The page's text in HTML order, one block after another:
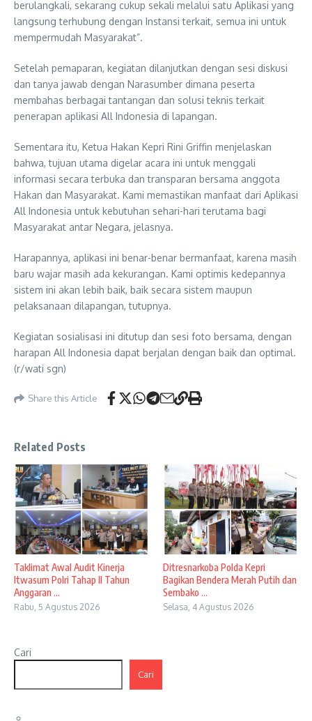
berulangkali, sekarang cukup sekali melalui satu Aplikasi yang
langsung terhubung dengan Instansi terkait, semua ini untuk
mempermudah Masyarakat”.
Setelah pemaparan, kegiatan dilanjutkan dengan sesi diskusi
dan tanya jawab dengan Narasumber dimana peserta
membahas berbagai tantangan dan solusi teknis terkait
penerapan aplikasi All Indonesia di lapangan.
Sementara itu, Ketua Hakan Kepri Rini Griffin menjelaskan
bahwa, tujuan utama digelar acara ini untuk menggali
informasi secara terbuka dan transparan bersama anggota
Hakan dan Masyarakat. Kami memastikan manfaat dari Aplikasi
All Indonesia untuk kebutuhan sehari-hari terutama bagi
Masyarakat antar Negara, jelasnya.
Harapannya, aplikasi ini benar-benar bermanfaat, karena masih
baru wajar masih ada kekurangan. Kami optimis kedepannya
sistem ini akan lebih baik, baik secara sistem maupun
pelaksanaan dilapangan, tutupnya.
Kegiatan sosialisasi ini ditutup dan sesi foto bersama, dengan
harapan All Indonesia dapat berjalan dengan baik dan optimal.
(r/wati sgn)
Share this Article
Related Posts
Taklimat Awal Audit Kinerja
Itwasum Polri Tahap II Tahun
Anggaran ...
Rabu, 5 Agustus 2026
Ditresnarkoba Polda Kepri
Bagikan Bendera Merah Putih dan
Sembako ...
Selasa, 4 Agustus 2026
Cari
Cari